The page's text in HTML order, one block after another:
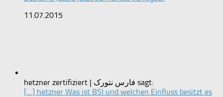
11.07.2015
hetzner zertifiziert | فارس نتورک sagt:
[…] hetzner Was ist BSI und welchen Einfluss besitzt es